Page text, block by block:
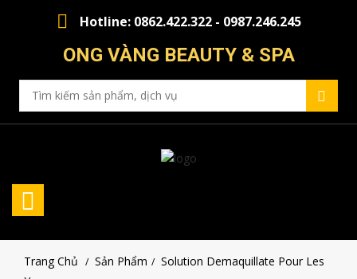
Hotline: 0862.422.322 - 0987.246.245
ONG VÀNG BEAUTY & SPA
Trang Chủ / Sản Phẩm / Solution Demaquillate Pour Les